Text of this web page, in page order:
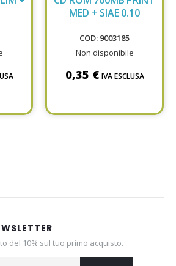
MED + SIAE 0.10
COD: 9003185
Non disponibile
0,35 € IVA ESCLUSA
del 10% sul tuo primo acquisto.